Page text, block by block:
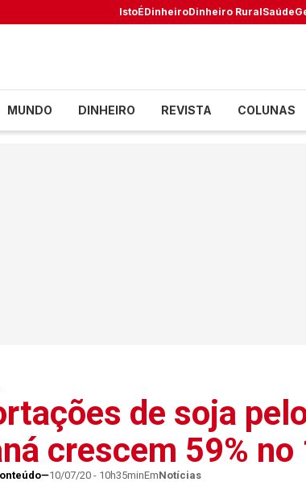
IstoÉDinheiroDinheiro RuralSaúde
MUNDO DINHEIRO REVISTA COLUNAS
de soja
crescem 59%
10/07/20 - 10h35minEmNotícias